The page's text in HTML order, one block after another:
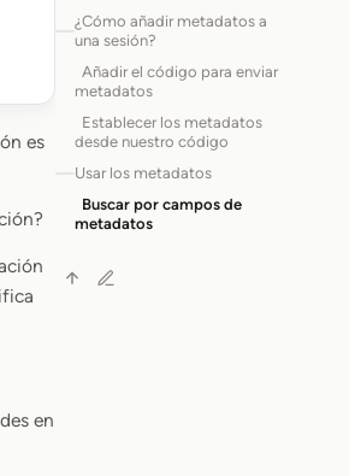
es
en
¿Cómo añadir metadatos a
una sesión?
Añadir el código para enviar
metadatos
Establecer los metadatos
desde nuestro código
Usar los metadatos
Buscar por campos de
metadatos